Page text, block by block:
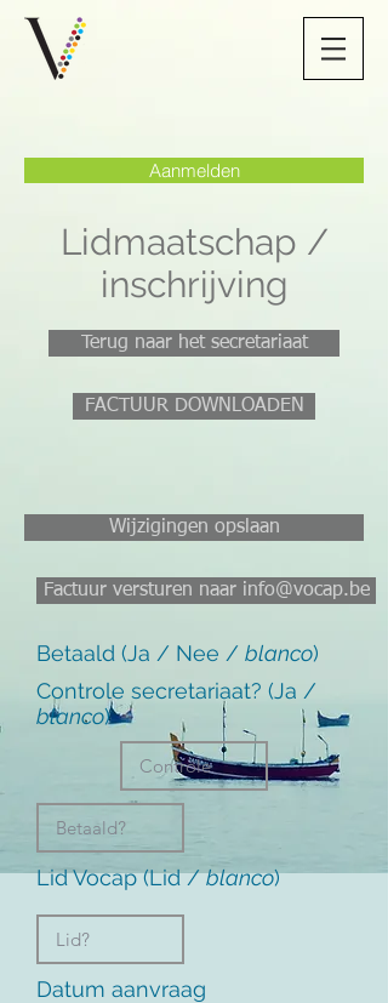
Aanmelden
Lidmaatschap /
inschrijving
Terug naar het secretariaat
FACTUUR DOWNLOADEN
Wijzigingen opslaan
Factuur versturen naar info@vocap.be
Betaald (Ja / Nee / blanco)
Controle secretariaat? (Ja /
blanco)
Lid Vocap (Lid /blanco)
Datum aanvraag